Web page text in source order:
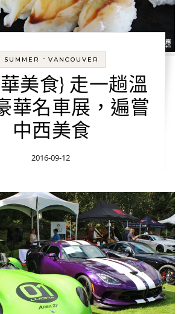
SUMMER -VANCOUVER
美食} 走一趟溫
華名車展，遍嘗
中西美食
2016-09-12